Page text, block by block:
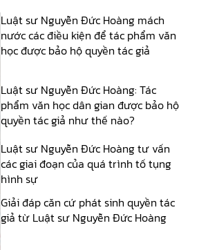
Luật sư Nguyễn Đức Hoàng mách
nước các điều kiện để tác phẩm văn
học được bảo hộ quyền tác giả
Luật sư Nguyễn Đức Hoàng: Tác
phẩm văn học dân gian được bảo hộ
quyền tác giả như thế nào?
Luật sư Nguyễn Đức Hoàng tư vấn
các giai đoạn của quá trình tố tụng
hình sự
Giải đáp căn cứ phát sinh quyền tác
giả từ Luật sư Nguyễn Đức Hoàng